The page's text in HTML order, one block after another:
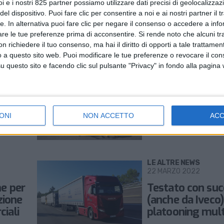
e i nostri 825 partner possiamo utilizzare dati precisi di
dispositivo. Puoi fare clic per consentire a noi e ai nostri partner il
In alternativa puoi fare clic per negare il consenso o accedere a
le tue preferenze prima di acconsentire. Si rende noto che alcuni
richiedere il tuo consenso, ma hai il diritto di opporti a tale
a questo sito web. Puoi modificare le tue preferenze o revocare il
questo sito e facendo clic sul pulsante "Privacy" in fondo alla pagina
NON ACCETTO
si
Blue Energy
Commercial
Private
Aumenta la
Smet di 40
Way Lng
biometano
LE ALTRE NEWS
per
Testato con
(anche da
platooning
LE ALTRE NEWS
22 MARZO 2022